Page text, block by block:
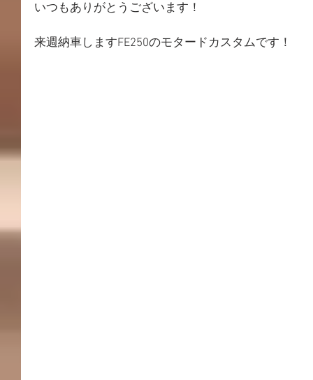
いつもありがとうございます！
来週納車しますFE250のモタードカスタムです！